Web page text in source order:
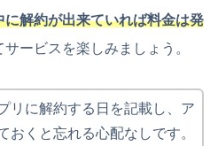
解約が出来ていれば料金は発
ービスを楽しみましょう。
リに解約する日を記載し、ア
おくと忘れる心配なしです。